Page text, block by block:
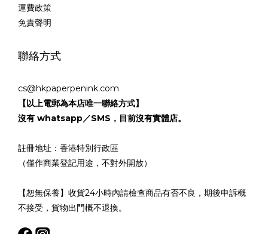
運費政策
免責聲明
聯絡方式
cs@hkpaperpenink.com
【以上電郵為本店唯一聯絡方式】
沒有 whatsapp／SMS，目前沒有實體店。
註冊地址：香港特別行政區
（僅作商業登記用途，不對外開放）
【恕無保養】收貨24小時內請檢查商品有否不良，期後申訴概
不接受，貨物出門概不退換。